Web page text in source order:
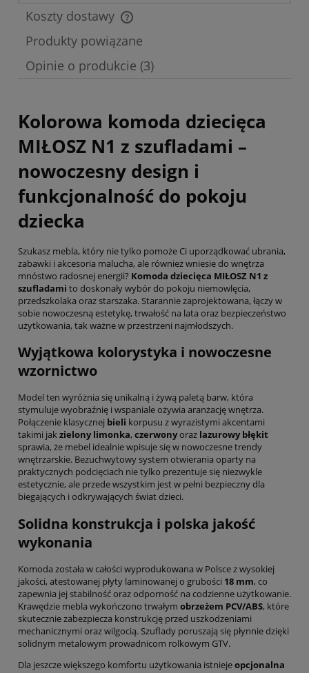
Koszty dostawy
Cena nie zawiera ewentualnych kosztów płatności
Produkty powiązane
Opinie o produkcie (3)
Kolorowa komoda dziecięca
MIŁOSZ N1 z szufladami –
nowoczesny design i
funkcjonalność do pokoju
dziecka
Szukasz mebla, który nie tylko pomoże Ci uporządkować ubrania,
zabawki i akcesoria malucha, ale również wniesie do wnętrza
mnóstwo radosnej energii? Komoda dziecięca MIŁOSZ N1 z
szufladami to doskonały wybór do pokoju niemowlęcia,
przedszkolaka oraz starszaka.Starannie zaprojektowana, łączy w
sobie nowoczesną estetykę, trwałość na lata oraz bezpieczeństwo
użytkowania, tak ważne w przestrzeni najmłodszych.
Wyjątkowa kolorystyka i nowoczesne
wzornictwo
Model ten wyróżnia się unikalną i żywą paletą barw, która
stymuluje wyobraźnię i wspaniale ożywia aranżację wnętrza.
Połączenie klasycznej bieli korpusu z wyrazistymi akcentami
takimi jakzielony limonka, czerwonyoraz lazurowy błękit
sprawia, że mebel idealnie wpisuje się w nowoczesne trendy
wnętrzarskie. Bezuchwytowy system otwierania oparty na
praktycznych podcięciach nie tylko prezentuje się niezwykle
estetycznie, ale przede wszystkim jest w pełni bezpieczny dla
biegających i odkrywających świat dzieci.
Solidna konstrukcja i polska jakość
wykonania
Komoda została w całości wyprodukowana w Polsce z wysokiej
jakości, atestowanej płyty laminowanej o grubości 18 mm, co
zapewnia jej stabilność oraz odporność na codzienne użytkowanie.
Krawędzie mebla wykończono trwałym obrzeżem PCV/ABS, które
skutecznie zabezpiecza konstrukcję przed uszkodzeniami
mechanicznymi oraz wilgocią.Szuflady poruszają się płynnie dzięki
solidnym metalowym prowadnicom rolkowym GTV.
Dla jeszcze większego komfortu użytkowania istniejeopcjonalna